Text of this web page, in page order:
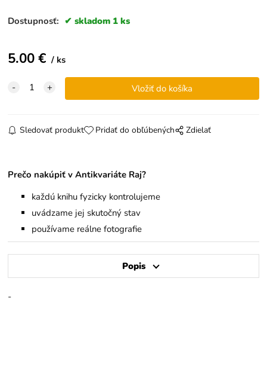
Dostupnosť: skladom 1 ks
5.00€ ks
Sledovať produkt Pridať do obľúbených Zdielať
Prečo nakúpiť v Antikvariáte Raj?
každú knihu fyzicky kontrolujeme
uvádzame jej skutočný stav
používame reálne fotografie
Popis
-